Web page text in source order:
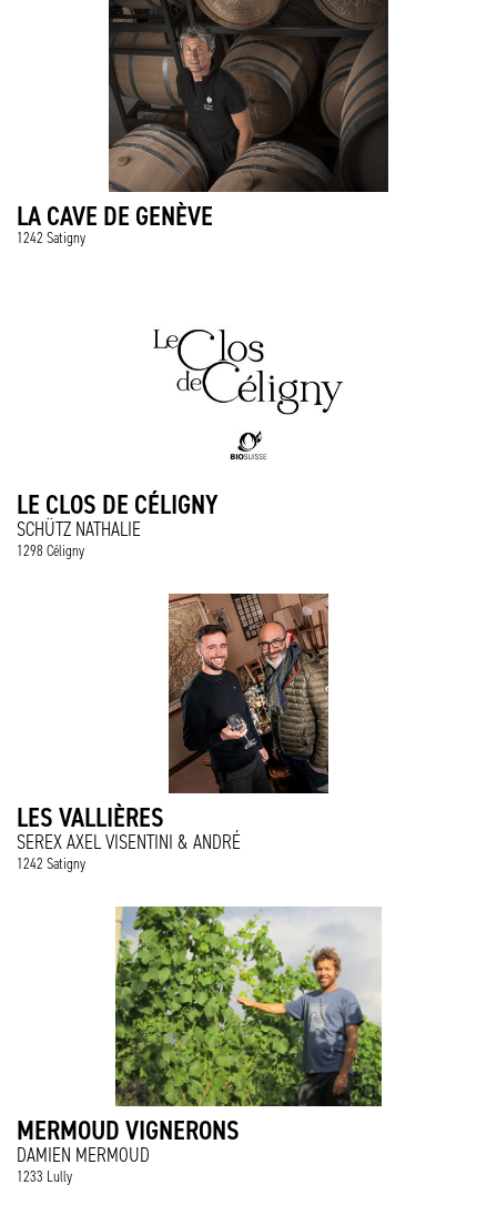
LA CAVE DE GENÈVE
1242 Satigny
LE CLOS DE CÉLIGNY
SCHÜTZ NATHALIE
1298 Céligny
LES VALLIÈRES
SEREX AXEL VISENTINI & ANDRÉ
1242 Satigny
MERMOUD VIGNERONS
DAMIEN MERMOUD
1233 Lully